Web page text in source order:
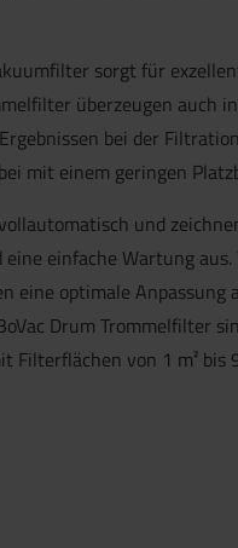
sorgt für
überzeugen auch
bei der
mit einem geringen
und
einfache Wartung aus.
eine optimale Anpassung
Drum Trommelfilter
Filterflächen von 1 m² bis